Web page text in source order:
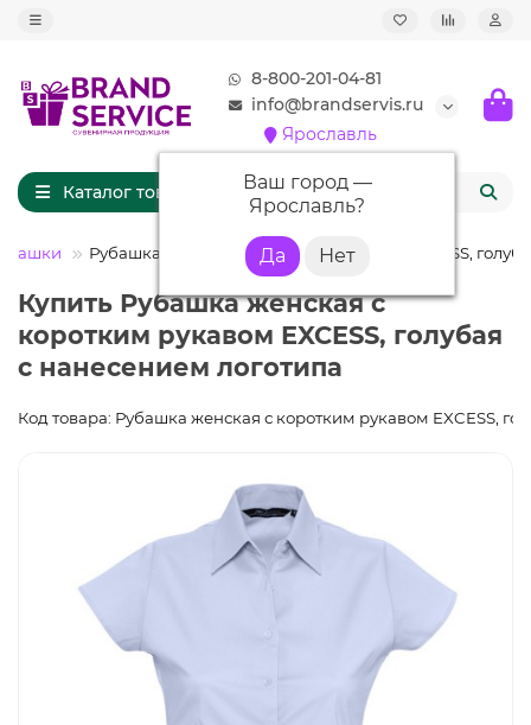
8-800-201-04-81
info@brandservis.ru
Ярославль
Ваш город —
Ярославль?
Каталог товаров
Рубашка женская с коротким рукавом EXCESS,
Купить Рубашка женская с
коротким рукавом EXCESS, голубая
с нанесением логотипа
Код товара: Рубашка женская с коротким рукавом EXCESS,